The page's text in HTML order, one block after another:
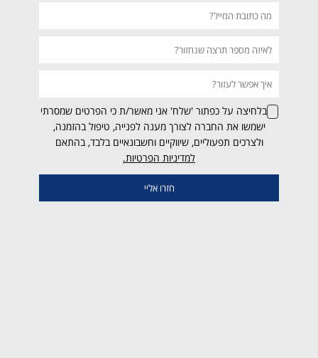
בלחיצה על כפתור 'שלח' אני מאשר/ת כי הפרטים שמסרתי
ישמשו את החברה לצורך מענה לפנייה, טיפול בהזמנה,
ולצרכים תפעוליים, שיווקיים וחשבונאיים בלבד, בהתאם
למדיניות הפרטיות.